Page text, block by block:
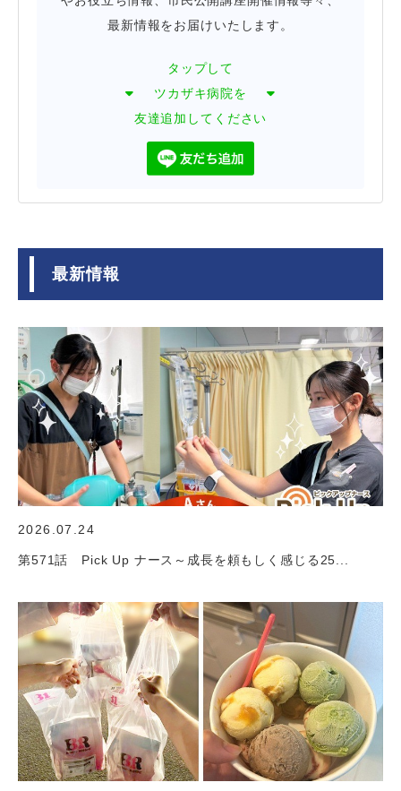
最新情報をお届けいたします。
タップして
ツカザキ病院を
友達追加してください
最新情報
2026.07.24
第571話 Pick Up ナース～成長を頼もしく感じる25...